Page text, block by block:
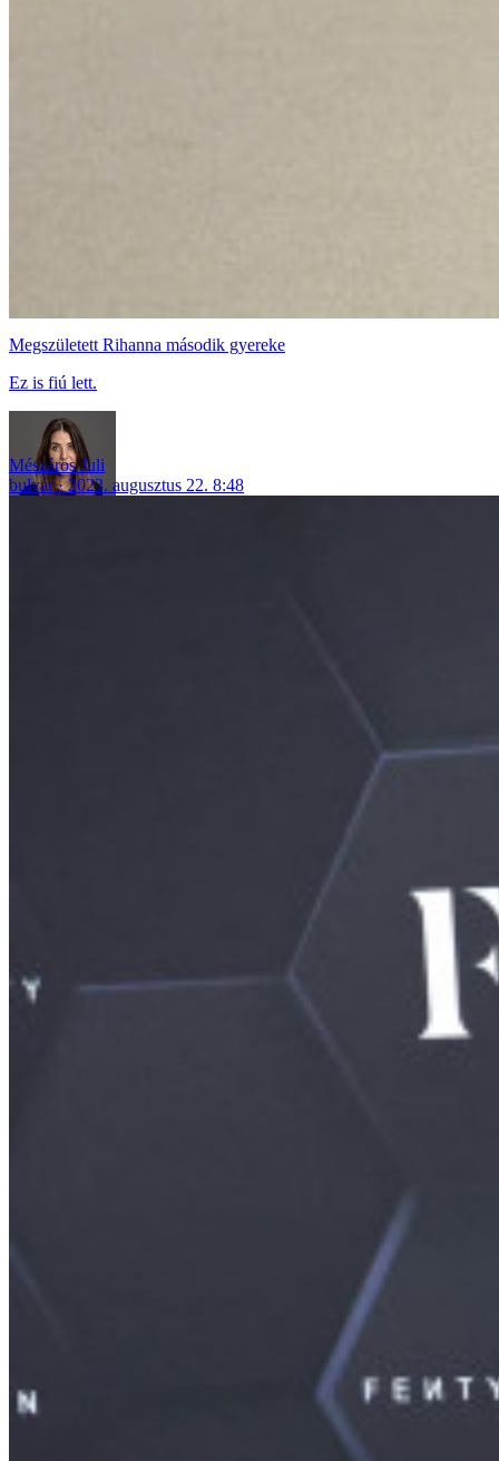
Megszületett Rihanna második gyereke
Ez is fiú lett.
Mészáros Juli
bulvár
2023. augusztus 22. 8:48